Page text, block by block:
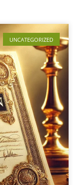
UNCATEGORIZED